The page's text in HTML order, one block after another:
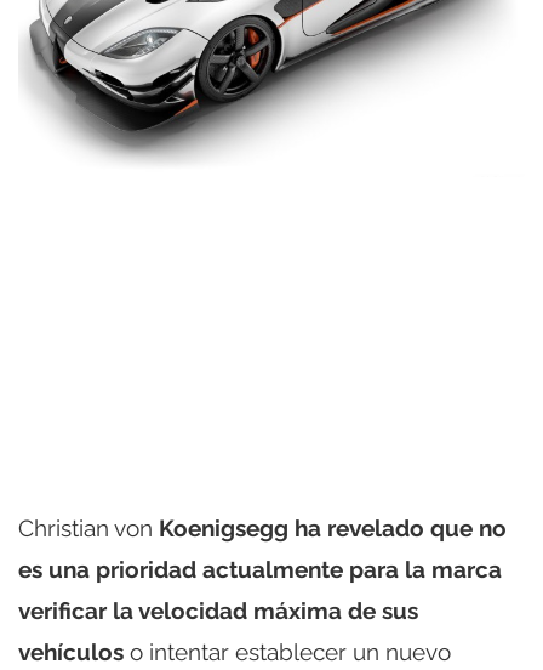
Christian von Koenigsegg ha revelado que no
es una prioridad actualmente para la marca
verificar la velocidad máxima de sus
vehículos o intentar establecer un nuevo